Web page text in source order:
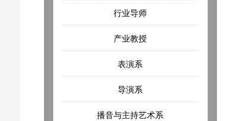
行业导师
产业教授
表演系
导演系
播音与主持艺术系